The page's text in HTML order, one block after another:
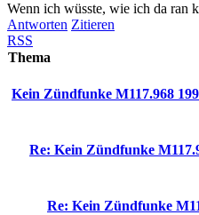
Wenn ich wüsste, wie ich da ran
Antworten Zitieren
RSS
Thema
Kein Zündfunke M117.968
Re: Kein Zündfunke
Re: Kein Zündfunke